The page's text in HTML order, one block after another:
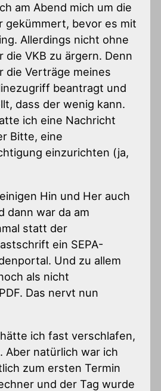
am Abend mich um die
gekümmert, bevor es mit
Allerdings nicht ohne
die VKB zu ärgern. Denn
die Verträge meines
beantragt und
dass der wenig kann.
ich eine Nachricht
Bitte, eine
einzurichten (ja,
Hin und Her auch
dann war da am
statt der
ein SEPA-
Und zu allem
als nicht
Das nervt nun
hätte ich fast verschlafen,
Aber natürlich war ich
zum ersten Termin
und der Tag wurde